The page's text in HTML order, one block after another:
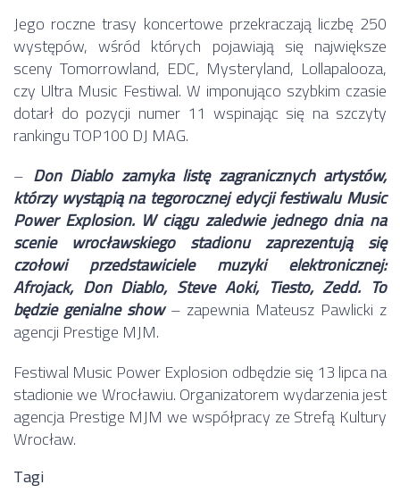
Jego roczne trasy koncertowe przekraczają liczbę 250
występów, wśród których pojawiają się największe
sceny Tomorrowland, EDC, Mysteryland, Lollapalooza,
czy Ultra Music Festiwal. W imponująco szybkim czasie
dotarł do pozycji numer 11 wspinając się na szczyty
rankingu TOP100 DJ MAG.
– Don Diablo zamyka listę zagranicznych artystów,
którzy wystąpią na tegorocznej edycji festiwalu Music
Power Explosion. W ciągu zaledwie jednego dnia na
scenie wrocławskiego stadionu zaprezentują się
czołowi przedstawiciele muzyki elektronicznej:
Afrojack, Don Diablo, Steve Aoki, Tiesto, Zedd. To
będzie genialne show– zapewnia Mateusz Pawlicki z
agencji Prestige MJM.
Festiwal Music Power Explosion odbędzie się 13 lipca na
stadionie we Wrocławiu. Organizatorem wydarzenia jest
agencja Prestige MJM we współpracy ze Strefą Kultury
Wrocław.
Tagi